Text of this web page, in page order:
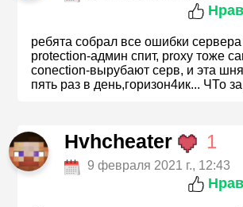
ребята собрал все ошибки
protection-админ спит, proxy тоже
conection-вырубают серв, и эта
пять раз в день,горизон4ик... ЧТо
Hvhcheater 1
9 февраля 2021 г., 12:43